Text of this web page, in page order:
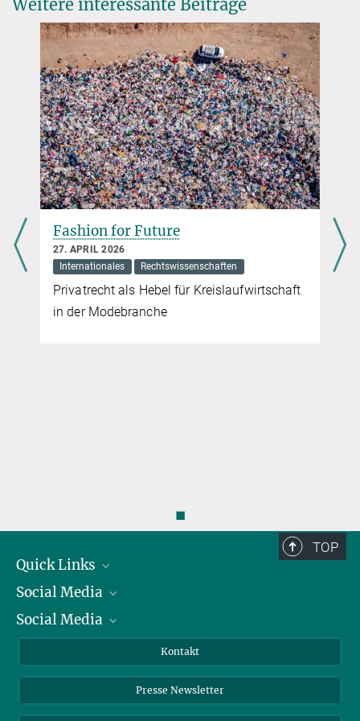
Exzellenzhebel für die Forschung in Osteuropa
4. JULI 2017
Max-Planck-Gesellschaft initiiert Programm zur Stärkung der
Spitzenforschung in Mittel- und Osteuropa. Bis 2021 stehen bei der
Premiere in Polen zunächst zehn Millionen Euro für Top-Forscher
bereit.
Weitere interessante Beiträge
Fashion for Future
27. APRIL 2026
Internationales
Rechtswissenschaften
Privatrecht als Hebel für Kreislaufwirtschaft
in der Modebranche
◼
TOP
Quick Links
Präsident
Zahlen und Fakten
Social Media
Bluesky
TikTok
Social Media
Instagram
YouTube
Kontakt
Presse Newsletter